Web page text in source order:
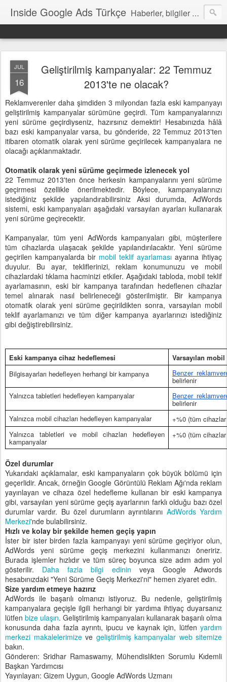
Inside Google Ads Türkçe Haberler, bilgiler ve ipuçları içeren Google Ads Resmi Blogu
JUL
16
Geliştirilmiş kampanyalar: 22 Temmuz
2013'te ne olacak?
Reklamverenler daha şimdiden 3 milyondan fazla eski kampanyayı
geliştirilmiş kampanyalar sürümüne geçirdi. Tüm kampanyalarınızı
yeni sürüme geçirdiyseniz, hazırsınız demektir! Hesabınızda hâlâ
bazı eski kampanyalar varsa, bu gönderide, 22 Temmuz 2013'ten
itibaren otomatik olarak yeni sürüme geçirilecek kampanyalara ne
olacağı açıklanmaktadır.
Otomatik olarak yeni sürüme geçirmede izlenecek yol
22 Temmuz 2013'ten önce herkesin kampanyalarını yeni sürüme
geçirmesi özellikle önerilmektedir. Böylece, kampanyalarınızı
istediğiniz şekilde yapılandırabilirsiniz Aksi durumda, AdWords
sistemi, eski kampanyaları aşağıdaki varsayılan ayarları kullanarak
yeni sürüme geçirecektir.
Kampanyalar, tüm yeni AdWords kampanyaları gibi, müşterilere
tüm cihazlarda ulaşacak şekilde yapılandırılacaktır. Yeni sürüme
geçirilen kampanyalarda bir mobil teklif ayarlaması ayarına ihtiyaç
duyulur. Bu ayar, tekliflerinizi, reklam konumunuzu ve mobil
cihazlardaki tıklama hacminizi etkiler. Aşağıdaki tabloda, mobil teklif
ayarlamasının, eski bir kampanya tarafından hedeflenen cihazlar
temel alınarak nasıl belirleneceği gösterilmiştir. Bir kampanya
otomatik olarak yeni sürüme geçirildikten sonra, varsayılan mobil
teklif ayarlamanızı ve tüm diğer kampanya ayarlarınızı istediğiniz
gibi değiştirebilirsiniz.
Eski kampanya cihaz hedeflemesi
Varsayılan
Bilgisayarları hedefleyen herhangi bir kampanya
Benzer
belirlenir
Yalnızca tabletleri hedefleyen kampanyalar
Benzer
belirlenir
Yalnızca mobil cihazları hedefleyen kampanyalar
+%0 (tüm
Yalnızca tabletleri ve mobil cihazları hedefleyen
kampanyalar
+%0 (tüm
Özel durumlar
Yukarıdaki açıklamalar, eski kampanyaların çok büyük bölümü için
geçerlidir. Ancak, örneğin Google Görüntülü Reklam Ağı'nda reklam
yayınlayan ve cihaza özel hedefleme kullanan bir eski kampanya
gibi, varsayılan yeni sürüme geçiş ayarlarının farklı olduğu bazı özel
durumlar vardır. Bu özel durumların ayrıntılarını AdWords Yardım
Merkezi'nde bulabilirsiniz.
Hızlı ve kolay bir şekilde hemen geçiş yapın
İster bir ister birden fazla kampanyayı yeni sürüme geçiriyor olun,
AdWords yeni sürüme geçiş merkezini kullanmanızı öneririz.
Burada işlemler hızlıdır ve tüm süreç boyunca size adım adım yol
gösterilir. Daha fazla bilgi edinin veya Google Adwords
hesabınızdaki "Yeni Sürüme Geçiş Merkezi'ni" hemen ziyaret edin.
Size yardım etmeye hazırız
AdWords ile başarılı olmanızı istiyoruz. Bu nedenle, geliştirilmiş
kampanyalara geçişle ilgili herhangi bir yardıma ihtiyaç duyarsanız
lütfen bize ulaşın. Geliştirilmiş kampanyaları kullanarak başarılı olma
konusunda daha fazla ayrıntı, ipucu ve kaynak için, lütfen yardım
merkezi makalelerimizeve geliştirilmiş kampanyalar web sitemize
bakın.
Gönderen: Sridhar Ramaswamy, Mühendislikten Sorumlu Kıdemli
Başkan Yardımcısı
Yayınlayan: Gizem Uygun, Google AdWords Uzmanı